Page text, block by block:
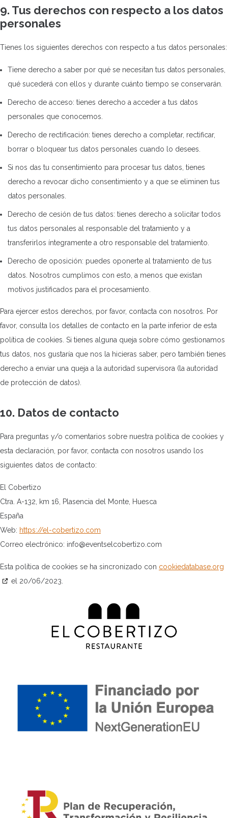
9. Tus derechos con respecto a los datos
personales
Tienes los siguientes derechos con respecto a tus datos personales:
Tiene derecho a saber por qué se necesitan tus datos personales,
qué sucederá con ellos y durante cuánto tiempo se conservarán.
Derecho de acceso: tienes derecho a acceder a tus datos
personales que conocemos.
Derecho de rectificación: tienes derecho a completar, rectificar,
borrar o bloquear tus datos personales cuando lo desees.
Si nos das tu consentimiento para procesar tus datos, tienes
derecho a revocar dicho consentimiento y a que se eliminen tus
datos personales.
Derecho de cesión de tus datos: tienes derecho a solicitar todos
tus datos personales al responsable del tratamiento y a
transferirlos íntegramente a otro responsable del tratamiento.
Derecho de oposición: puedes oponerte al tratamiento de tus
datos. Nosotros cumplimos con esto, a menos que existan
motivos justificados para el procesamiento.
Para ejercer estos derechos, por favor, contacta con nosotros. Por
favor, consulta los detalles de contacto en la parte inferior de esta
política de cookies. Si tienes alguna queja sobre cómo gestionamos
tus datos, nos gustaría que nos la hicieras saber, pero también tienes
derecho a enviar una queja a la autoridad supervisora (la autoridad
de protección de datos).
10. Datos de contacto
Para preguntas y/o comentarios sobre nuestra política de cookies y
esta declaración, por favor, contacta con nosotros usando los
siguientes datos de contacto:
El Cobertizo
Ctra. A-132, km 16, Plasencia del Monte, Huesca
España
Web: https://el-cobertizo.com
Correo electrónico: moc.ozitreboclestneve@ofni
Esta política de cookies se ha sincronizado con cookiedatabase.org
el 20/06/2023.